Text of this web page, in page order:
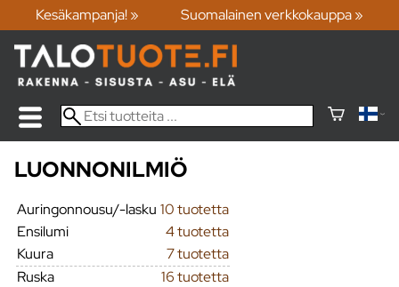
Kesäkampanja! » Suomalainen verkkokauppa »
LUONNONILMIÖ
Auringonnousu/-lasku 10 tuotetta
Ensilumi
4 tuotetta
Kuura
7 tuotetta
Ruska
16 tuotetta